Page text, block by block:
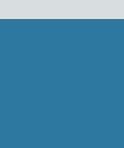
Support links